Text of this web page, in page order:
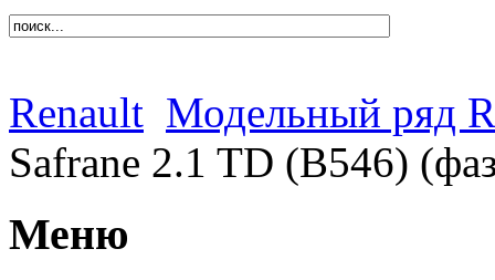
Renault Модельный ряд
Safrane 2.1 TD (B546)
Меню